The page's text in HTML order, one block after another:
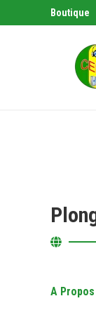
Boutique
A Propos